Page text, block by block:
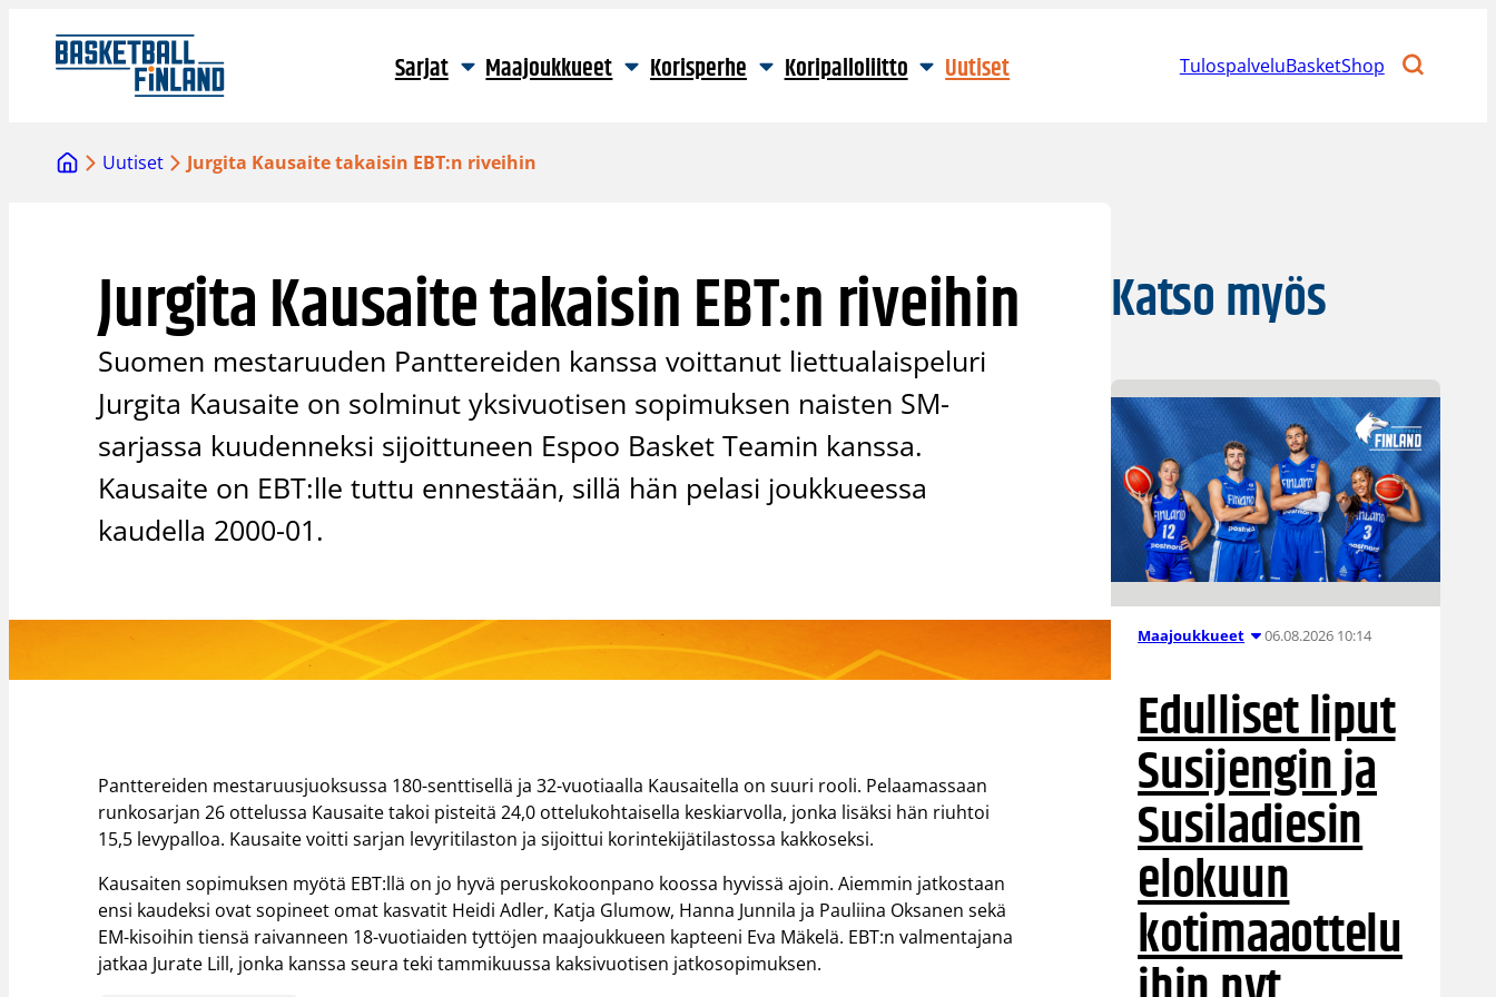
sisältöön
Sarjat Maajoukkueet Korisperhe Koripalloliitto Uutiset TulospalveluBasketShop
Uutiset Jurgita Kausaite takaisin EBT:n riveihin
Jurgita Kausaite takaisin EBT:n riveihin
Suomen mestaruuden Panttereiden kanssa voittanut liettualaispeluri
Jurgita Kausaite on solminut yksivuotisen sopimuksen naisten SM-
sarjassa kuudenneksi sijoittuneen Espoo Basket Teamin kanssa.
Kausaite on EBT:lle tuttu ennestään, sillä hän pelasi joukkueessa
kaudella 2000-01.
Panttereiden mestaruusjuoksussa 180-senttisellä ja 32-vuotiaalla Kausaitella on suuri rooli. Pelaamassaan
runkosarjan 26 ottelussa Kausaite takoi pisteitä 24,0 ottelukohtaisella keskiarvolla, jonka lisäksi hän riuhtoi
15,5 levypalloa. Kausaite voitti sarjan levyritilaston ja sijoittui korintekijätilastossa kakkoseksi.
Kausaiten sopimuksen myötä EBT:llä on jo hyvä peruskokoonpano koossa hyvissä ajoin. Aiemmin jatkostaan
ensi kaudeksi ovat sopineet omat kasvatit Heidi Adler, Katja Glumow, Hanna Junnila ja Pauliina Oksanen sekä
EM-kisoihin tiensä raivanneen 18-vuotiaiden tyttöjen maajoukkueen kapteeni Eva Mäkelä. EBT:n valmentajana
jatkaa Jurate Lill, jonka kanssa seura teki tammikuussa kaksivuotisen jatkosopimuksen.
Katso myös
Maajoukkueet 06.08.2026 10:14
Edulliset liput
Susijengin ja
Susiladiesin
elokuun
kotimaaottelu